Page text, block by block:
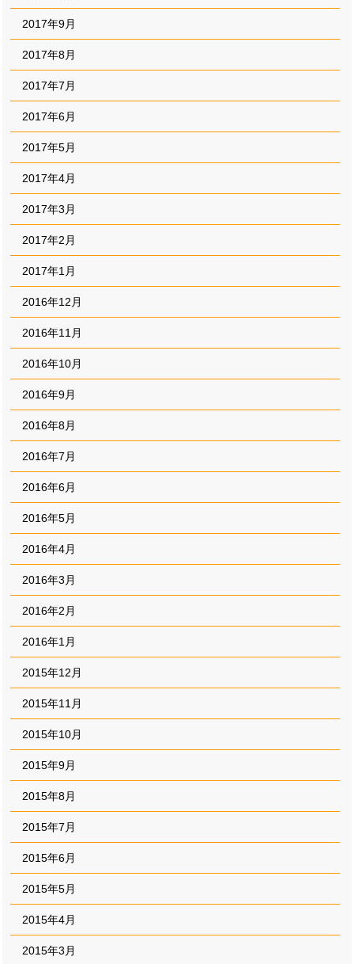
2017年9月
2017年8月
2017年7月
2017年6月
2017年5月
2017年4月
2017年3月
2017年2月
2017年1月
2016年12月
2016年11月
2016年10月
2016年9月
2016年8月
2016年7月
2016年6月
2016年5月
2016年4月
2016年3月
2016年2月
2016年1月
2015年12月
2015年11月
2015年10月
2015年9月
2015年8月
2015年7月
2015年6月
2015年5月
2015年4月
2015年3月